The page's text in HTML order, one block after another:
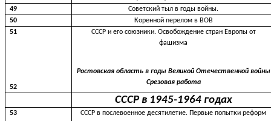
49
Советский тыл в годы войны.
50
Коренной перелом в ВОВ
51
52
СССР и его союзники. Освобождение стран Европы от
фашизма
Ростовская область в годы Великой Отечественной войны
Срезовая работа
СССР в 1945-1964 годах
53 СССР в послевоенное десятилетие. Первые попытки реформ